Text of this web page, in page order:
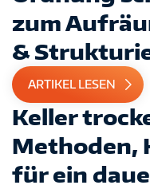
zum
&
ARTIKEL LESEN
Keller
Methoden,
für ein